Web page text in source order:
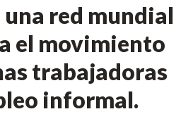
una red mundial
el movimiento
trabajadoras
informal.